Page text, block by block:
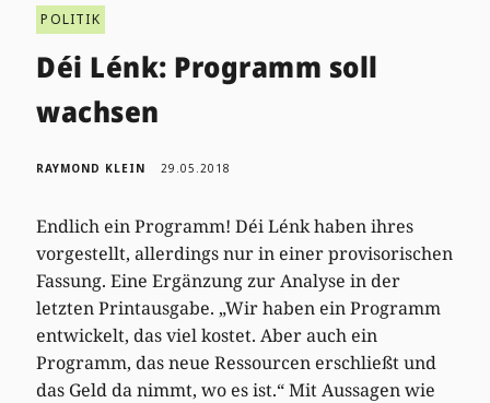
POLITIK
Déi Lénk: Programm soll
wachsen
RAYMOND KLEIN 29.05.2018
Endlich ein Programm! Déi Lénk haben ihres
vorgestellt, allerdings nur in einer provisorischen
Fassung. Eine Ergänzung zur Analyse in der
letzten Printausgabe. „Wir haben ein Programm
entwickelt, das viel kostet. Aber auch ein
Programm, das neue Ressourcen erschließt und
das Geld da nimmt, wo es ist.“ Mit Aussagen wie